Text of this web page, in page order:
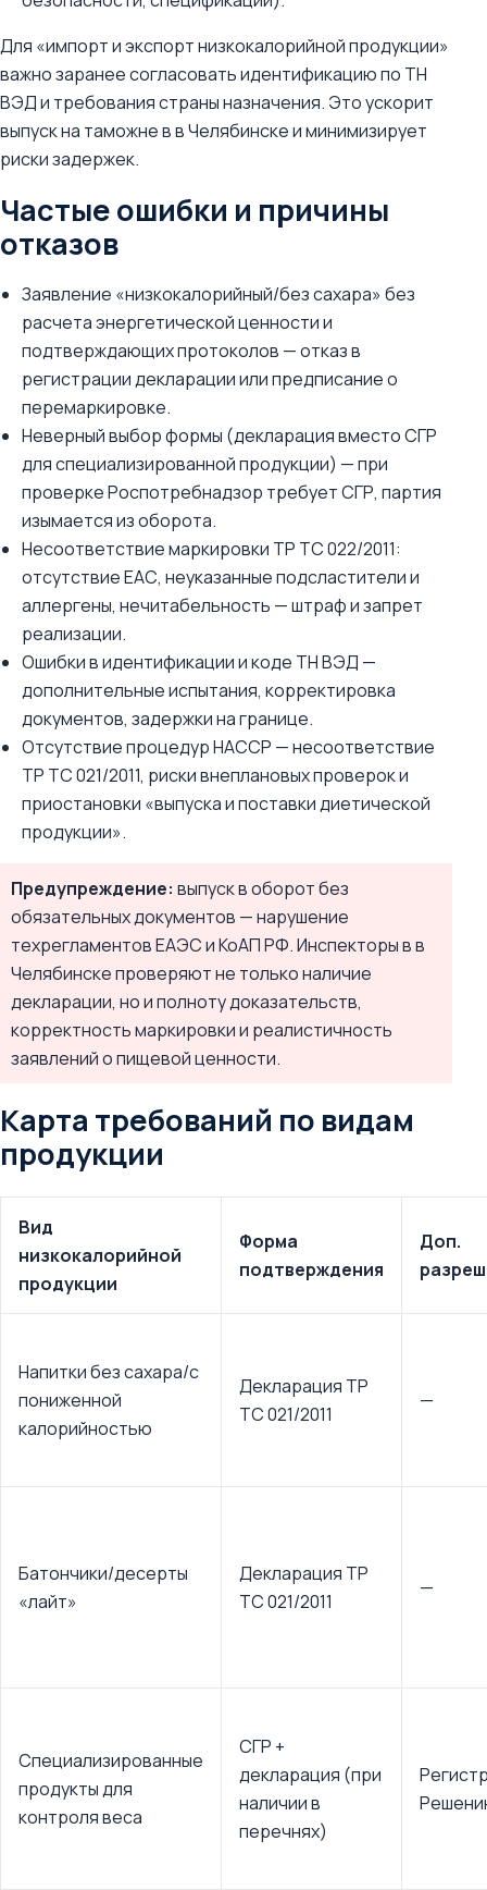
Для «импорт и экспорт низкокалорийной продукции»
важно заранее согласовать идентификацию по ТН
ВЭД и требования страны назначения. Это ускорит
выпуск на таможне в в Челябинске и минимизирует
риски задержек.
Частые ошибки и причины
отказов
Заявление «низкокалорийный/без сахара» без
расчета энергетической ценности и
подтверждающих протоколов — отказ в
регистрации декларации или предписание о
перемаркировке.
Неверный выбор формы (декларация вместо СГР
для специализированной продукции) — при
проверке Роспотребнадзор требует СГР, партия
изымается из оборота.
Несоответствие маркировки ТР ТС 022/2011:
отсутствие ЕАС, неуказанные подсластители и
аллергены, нечитабельность — штраф и запрет
реализации.
Ошибки в идентификации и коде ТН ВЭД —
дополнительные испытания, корректировка
документов, задержки на границе.
Отсутствие процедур HACCP — несоответствие
ТР ТС 021/2011, риски внеплановых проверок и
приостановки «выпуска и поставки диетической
продукции».
Предупреждение: выпуск в оборот без
обязательных документов — нарушение
техрегламентов ЕАЭС и КоАП РФ. Инспекторы в в
Челябинске проверяют не только наличие
декларации, но и полноту доказательств,
корректность маркировки и реалистичность
заявлений о пищевой ценности.
Карта требований по видам
продукции
Вид
низкокалорийной
продукции
Форма
подтверждения
Доп.
Напитки без сахара/с
пониженной
калорийностью
Декларация ТР
ТС 021/2011
—
Батончики/десерты
«лайт»
Декларация ТР
ТС 021/2011
—
Специализированные
продукты для
контроля веса
СГР +
декларация (при
наличии в
перечнях)